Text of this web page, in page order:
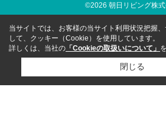
©2026 朝日リビング株
当サイトでは、お客様の当サイト利用状況把握
して、クッキー（Cookie）を使用しています。
詳しくは、当社の 「Cookieの取扱いについて」
閉じる